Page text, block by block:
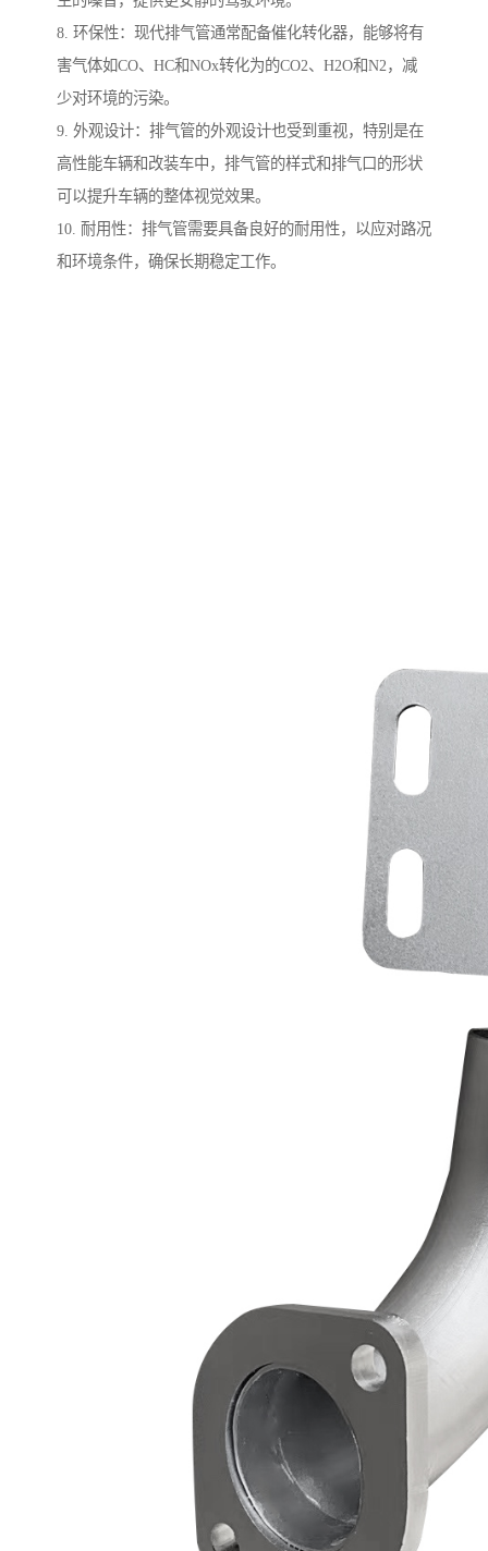
8. 环保性：现代排气管通常配备催化转化器，能够将有
害气体如CO、HC和NOx转化为的CO2、H2O和N2，减
少对环境的污染。
9. 外观设计：排气管的外观设计也受到重视，特别是在
高性能车辆和改装车中，排气管的样式和排气口的形状
可以提升车辆的整体视觉效果。
10. 耐用性：排气管需要具备良好的耐用性，以应对路况
和环境条件，确保长期稳定工作。